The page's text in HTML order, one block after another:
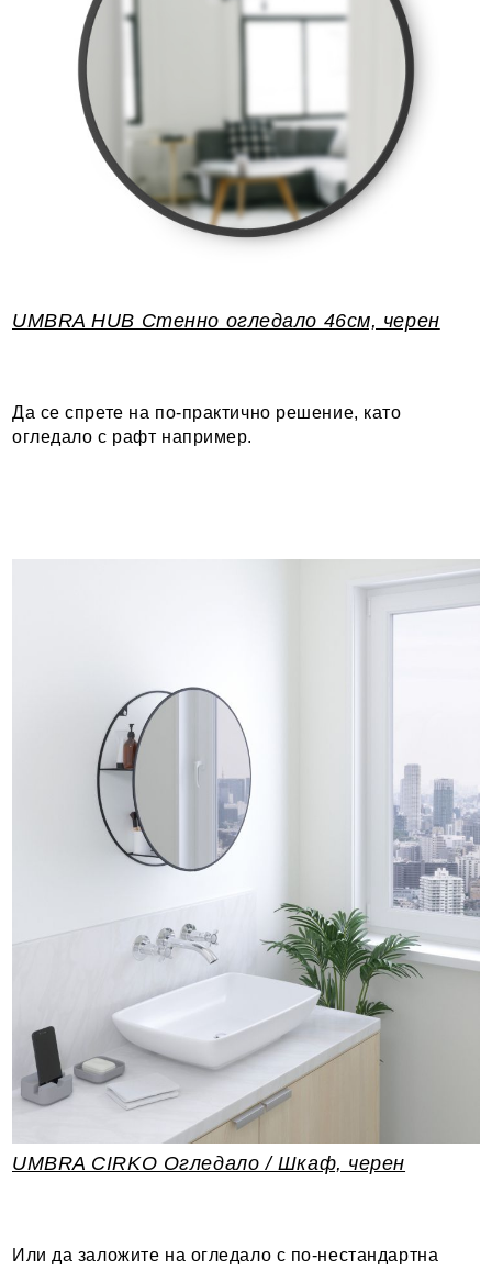
UMBRA HUB Стенно огледало 46см, черен
Да се спрете на по-практично решение, като
огледало с рафт например.
UMBRA CIRKO Огледало / Шкаф, черен
Или да заложите на огледало с по-нестандартна